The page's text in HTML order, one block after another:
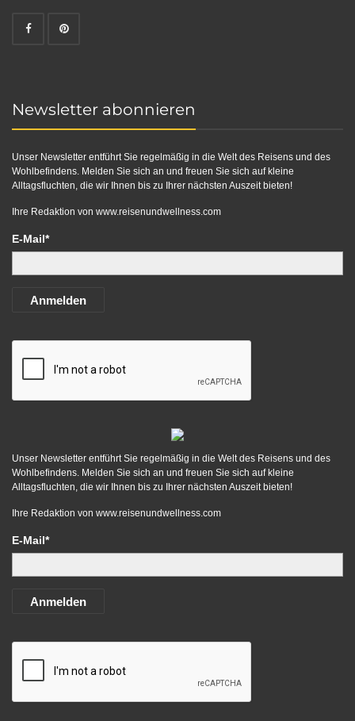
Newsletter abonnieren
Unser Newsletter entführt Sie regelmäßig in die Welt des Reisens und des
Wohlbefindens. Melden Sie sich an und freuen Sie sich auf kleine
Alltagsfluchten, die wir Ihnen bis zu Ihrer nächsten Auszeit bieten!
Ihre Redaktion von www.reisenundwellness.com
E-Mail*
Anmelden
Unser Newsletter entführt Sie regelmäßig in die Welt des Reisens und des
Wohlbefindens. Melden Sie sich an und freuen Sie sich auf kleine
Alltagsfluchten, die wir Ihnen bis zu Ihrer nächsten Auszeit bieten!
Ihre Redaktion von www.reisenundwellness.com
E-Mail*
Anmelden